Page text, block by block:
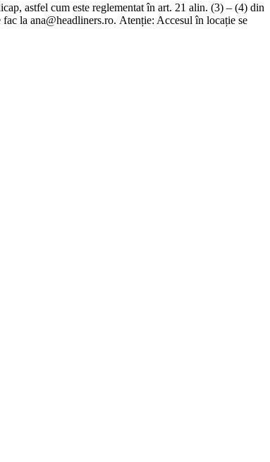
astfel cum este reglementat în art. 21 alin. (3) – (4) din
fac la ana@headliners.ro. Atenție: Accesul în locație se